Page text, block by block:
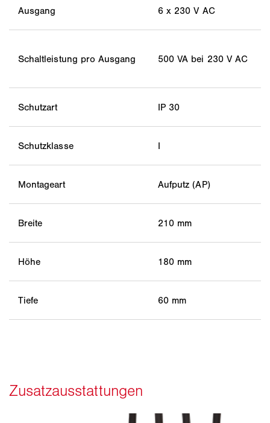
Ausgang 6 x 230 V AC
Schaltleistung pro Ausgang 500 VA bei 230 V AC
Schutzart IP 30
Schutzklasse I
Montageart Aufputz (AP)
Breite 210 mm
Höhe 180 mm
Tiefe 60 mm